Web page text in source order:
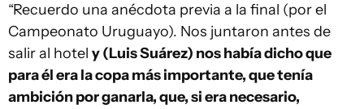
“Recuerdo una anécdota previa a la final (por el
Campeonato Uruguayo). Nos juntaron antes de
salir al hotel y (Luis Suárez) nos había dicho que
para él era la copa más importante, que tenía
ambición por ganarla, que, si era necesario,